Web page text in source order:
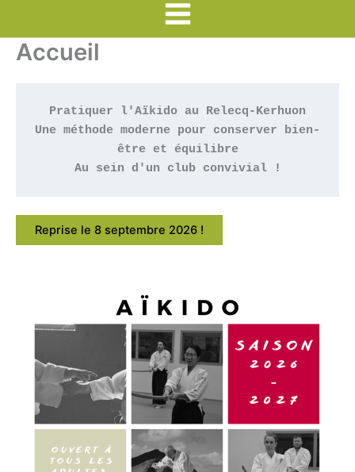
Main
Accueil
Pratiquer l'Aïkido au Relecq-Kerhuon
Une méthode moderne pour conserver bien-
être et équilibre
Au sein d'un club convivial !
Reprise le 8 septembre 2026 !